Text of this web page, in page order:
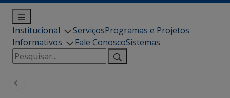
Institucional ServiçosProgramas e Projetos
Informativos
Fale ConoscoSistemas
Pesquisar
por: